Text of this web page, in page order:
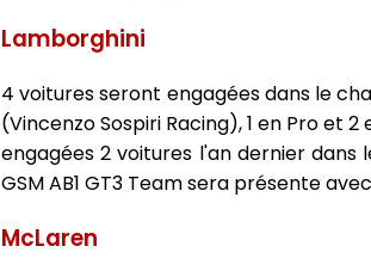
Lamborghini
4 voitures seront engagées dans le
(Vincenzo Sospiri Racing), 1 en Pro et
engagées 2 voitures l'an dernier dans
GSM AB1 GT3 Team sera présente
McLaren